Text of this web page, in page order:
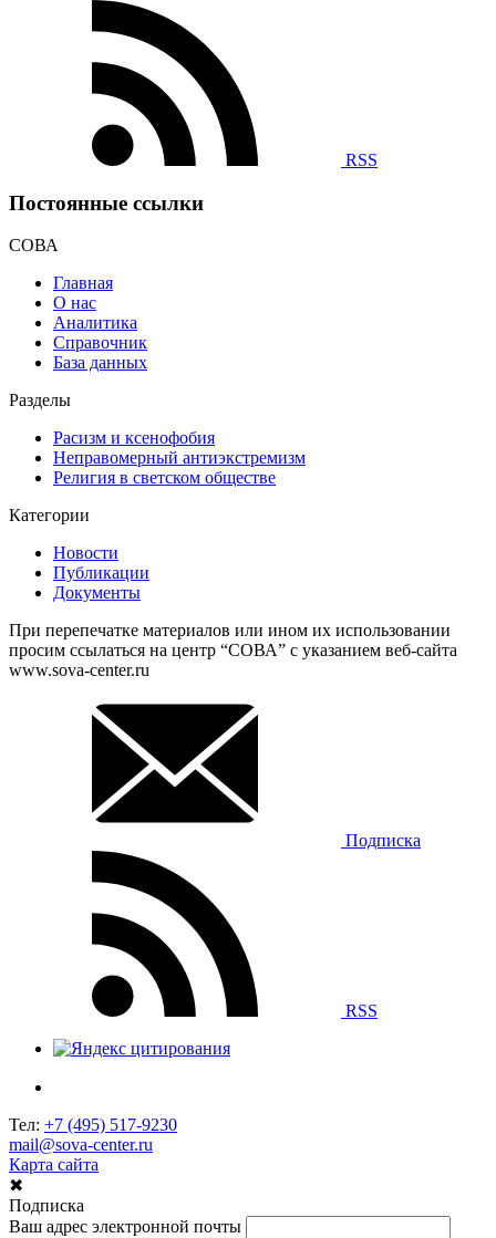
RSS
Постоянные ссылки
СОВА
Главная
О нас
Аналитика
Справочник
База данных
Разделы
Расизм и ксенофобия
Неправомерный антиэкстремизм
Религия в светском обществе
Категории
Новости
Публикации
Документы
При перепечатке материалов или ином их использовании
просим ссылаться на центр “СОВА” с указанием веб-сайта
www.sova-center.ru
Подписка
RSS
Тел: +7 (495) 517-9230
mail@sova-center.ru
Карта сайта
✖
Подписка
Ваш адрес электронной почты